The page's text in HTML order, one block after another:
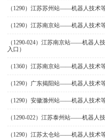
（1290）江苏苏州站——机器人技术
（1290）江苏南京站——机器人技术
（1290-024）江苏南京站——机器人
入口）
（1360）江苏南京站——机器人技术
（1290）广东揭阳站——机器人技术
（1290）安徽滁州站——机器人技术
（1290-022）江苏泰州站——机器人
（1290）江苏太仓站——机器人技术